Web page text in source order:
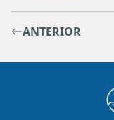
ANTERIOR